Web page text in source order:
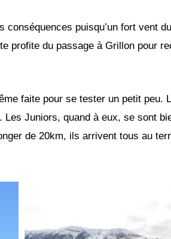
puisqu’un fort vent
profite du passage à Grillon pour
faite pour se tester un petit peu.
Juniors, quand à eux, se sont
de 20km, ils arrivent tous au